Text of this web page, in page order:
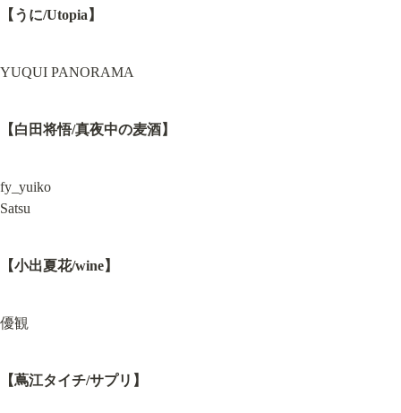
【うに/Utopia】
YUQUI PANORAMA
【白田将悟/真夜中の麦酒】
fy_yuiko
Satsu
【小出夏花/wine】
優観
【蔦江タイチ/サプリ】